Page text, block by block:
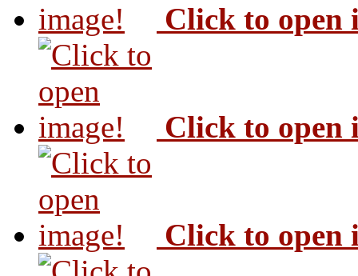
Click to open
Click to open
Click to open